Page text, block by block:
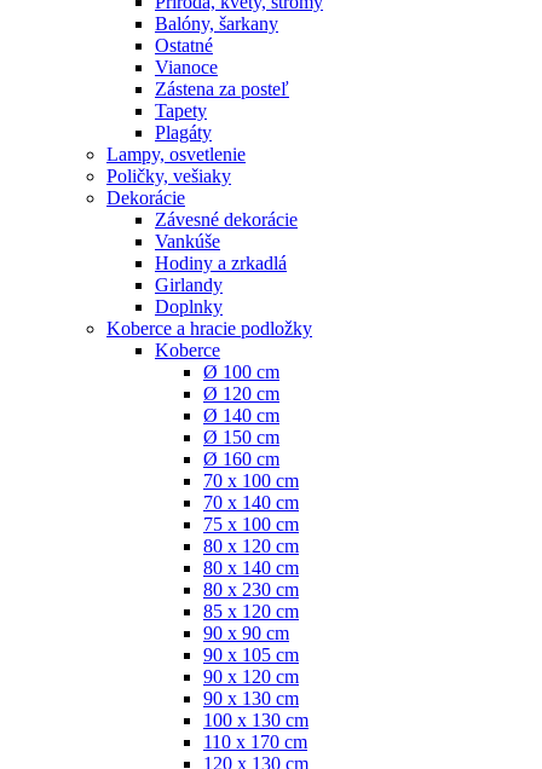
Balóny, šarkany
Ostatné
Vianoce
Zástena za posteľ
Tapety
Plagáty
Lampy, osvetlenie
Poličky, vešiaky
Dekorácie
Závesné dekorácie
Vankúše
Hodiny a zrkadlá
Girlandy
Doplnky
Koberce a hracie podložky
Koberce
Ø 100 cm
Ø 120 cm
Ø 140 cm
Ø 150 cm
Ø 160 cm
70 x 100 cm
70 x 140 cm
75 x 100 cm
80 x 120 cm
80 x 140 cm
80 x 230 cm
85 x 120 cm
90 x 90 cm
90 x 105 cm
90 x 120 cm
90 x 130 cm
100 x 130 cm
110 x 170 cm
120 x 130 cm